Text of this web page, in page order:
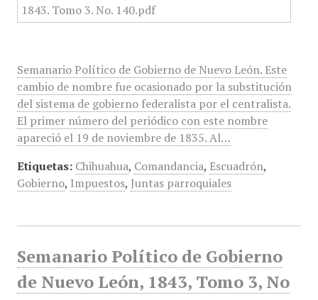
Semanario Político de Gobierno de Nuevo León. Este
cambio de nombre fue ocasionado por la substitución
del sistema de gobierno federalista por el centralista.
El primer número del periódico con este nombre
apareció el 19 de noviembre de 1835. Al…
Etiquetas: Chihuahua, Comandancia, Escuadrón,
Gobierno, Impuestos, Juntas parroquiales
Semanario Político de Gobierno
de Nuevo León, 1843, Tomo 3, No